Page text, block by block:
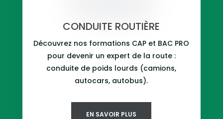
CONDUITE ROUTIÈRE
Découvrez nos formations CAP et BAC PRO
pour devenir un expert de la route :
conduite de poids lourds (camions,
autocars, autobus).
EN SAVOIR PLUS